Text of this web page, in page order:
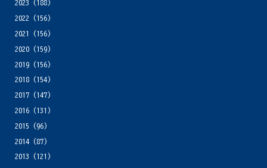
2023 (188)
2022 (156)
2021
(156)
2020(159)
2019(156)
2018(154)
2017(147)
2016(131)
2015 (96)
2014(87)
2013 (121)